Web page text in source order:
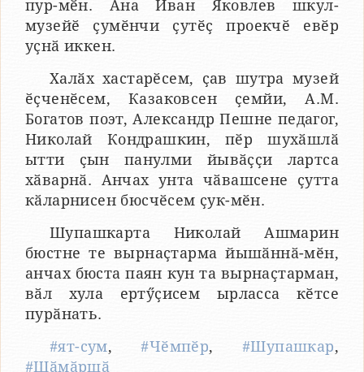
пур-мӗн. Ӑна Иван Яковлев шкул-
музейӗ ҫумӗнчи ҫутӗҫ проекчӗ евӗр
уҫнӑ иккен.
Халӑх хастарӗсем, ҫав шутра музей
ӗҫченӗсем, Казаковсен ҫемйи, А.М.
Богатов поэт, Александр Пешне педагог,
Николай Кондрашкин, пӗр шухӑшлӑ
ытти ҫын панулми йывӑҫҫи лартса
хӑварнӑ. Анчах унта чӑвашсене ҫутта
кӑларнисен бюсчӗсем ҫук-мӗн.
Шупашкарта Николай Ашмарин
бюстне те вырнаҫтарма йышӑннӑ-мӗн,
анчах бюста паян кун та вырнаҫтарман,
вӑл хула ертӳҫисем ырласса кӗтсе
пурӑнать.
#ят-сум,#Чӗмпӗр, #Шупашкар,
#Шӑмӑршӑ